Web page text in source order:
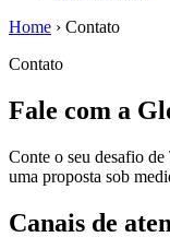
Home › Contato
Contato
Fale com a
Conte o seu desafio
uma proposta sob
Canais de